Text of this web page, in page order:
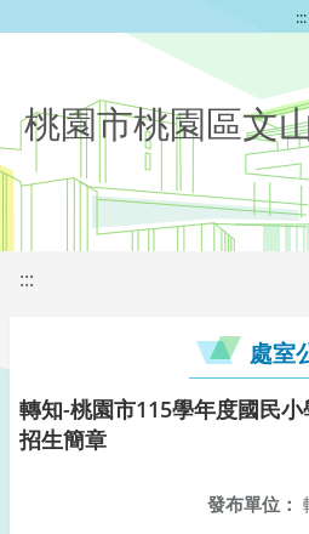
:::
桃園市桃園區文
:::
處室
轉知-桃園市115學年度國民
招生簡章
發布單位：